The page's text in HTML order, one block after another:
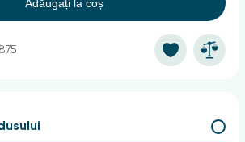
Adăugați la coș